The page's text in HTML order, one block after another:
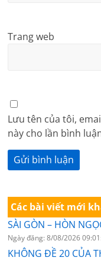
Trang web
Lưu tên của tôi,
này cho lần bình
Các bài viết mới
SÀI GÒN – HÒN
Ngày đăng: 8/08/2026
KHÔNG ĐỀ 20 CỦA